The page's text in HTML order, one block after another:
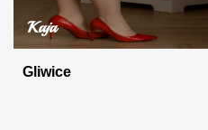
Kaja
Gliwice